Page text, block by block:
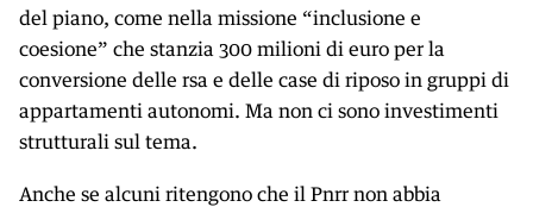
del piano, come nella missione “inclusione e
coesione” che stanzia 300 milioni di euro per la
conversione delle rsa e delle case di riposo in gruppi di
appartamenti autonomi. Ma non ci sono investimenti
strutturali sul tema.
Anche se alcuni ritengono che il Pnrr non abbia